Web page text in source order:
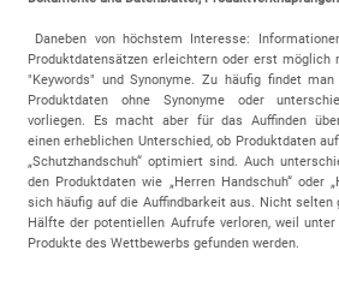
Daneben von höchstem Interesse:
Produktdatensätzen erleichtern oder erst möglich
"Keywords" und Synonyme. Zu häufig findet
Produktdaten ohne Synonyme oder
vorliegen. Es macht aber für das Auffinden
einen erheblichen Unterschied, ob Produktdaten
„Schutzhandschuh“ optimiert sind. Auch
den Produktdaten wie „Herren Handschuh“ oder
sich häufig auf die Auffindbarkeit aus. Nicht selten
Hälfte der potentiellen Aufrufe verloren, weil
Produkte des Wettbewerbs gefunden werden.